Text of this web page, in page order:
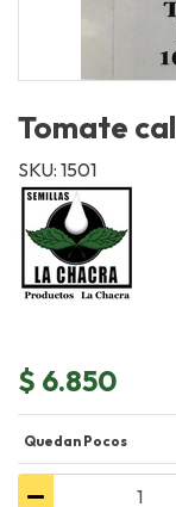
Tomate
SKU: 1501
$ 6.850
Quedan Pocos